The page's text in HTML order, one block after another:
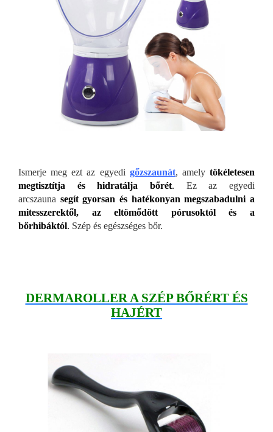
Ismerje meg ezt az egyedi gőzszaunát, amelytökéletesen
megtisztítja és hidratálja bőrét. Ez az egyedi
arcszauna segít gyorsan és hatékonyan megszabadulni a
mitesszerektől, az eltömődött pórusoktól és a
bőrhibáktól. Szép és egészséges bőr.
DERMAROLLER A SZÉP BŐRÉRT ÉS
HAJÉRT